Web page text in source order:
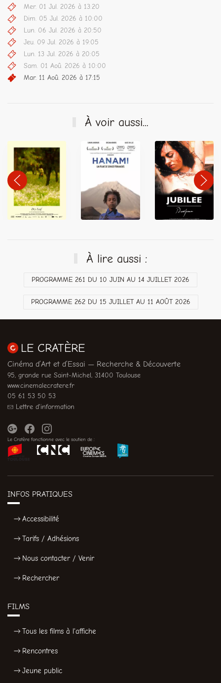
Mer. 01 Jul. 2026 à 13:20
Dim. 05 Jul. 2026 à 10:00
Lun. 06 Jul. 2026 à 20:50
Jeu. 09 Jul. 2026 à 19:05
Lun. 13 Jul. 2026 à 20:05
Sam. 01 Aoû. 2026 à 10:00
Mar. 11 Aoû. 2026 à 17:15
À voir aussi...
À lire aussi :
PROGRAMME 261 DU 10 JUIN AU 14 JUILLET 2026
PROGRAMME 262 DU 15 JUILLET AU 11 AOÛT 2026
LE CRATÈRE
Cinéma d’Art et d’Essai — Recherche & Découverte
95, grande rue Saint-Michel, 31400 Toulouse
www.cinemalecratere.fr
05 61 53 50 53
Lettre d'information
Le Cratère fonctionne avec le soutien de :
INFOS PRATIQUES
Accessibilité
Tarifs / Adhésions
Nous contacter / Venir
Rechercher
FILMS
Tous les films à l'affiche
Rencontres
Jeune public